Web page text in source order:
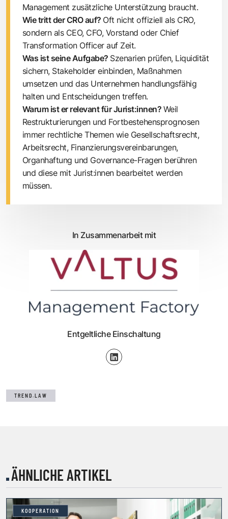
Management ­zusätzliche Unterstützung braucht.
Wie tritt der CRO auf? Oft nicht offiziell als CRO,
sondern als CEO, CFO, Vorstand oder Chief
Transformation Officer auf Zeit.
Was ist seine Aufgabe? Szenarien prüfen, Liquidität
sichern, Stakeholder einbinden, Maßnahmen
umsetzen und das Unternehmen handlungsfähig
halten und Entscheidungen treffen.
Warum ist er relevant für Jurist:innen? Weil
Restrukturierungen und Fortbestehensprognosen
immer rechtliche Themen wie Gesellschaftsrecht,
Arbeitsrecht, Finanzierungsvereinbarungen,
Organhaftung und Governance-Fragen berühren
und diese mit Jurist:innen bearbeitet werden
müssen.
In Zusammenarbeit mit
Entgeltliche Einschaltung
TREND.LAW
ÄHNLICHE ARTIKEL
KOOPERATION